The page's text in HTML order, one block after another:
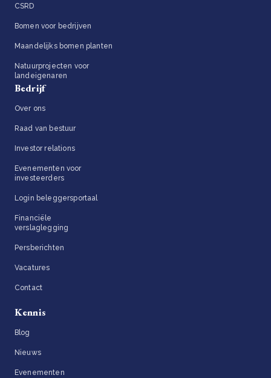
CSRD
Bomen voor bedrijven
Maandelijks bomen planten
Natuurprojecten voor
landeigenaren
Bedrijf
Over ons
Raad van bestuur
Investor relations
Evenementen voor
investeerders
Login beleggersportaal
Financiële
verslaglegging
Persberichten
Vacatures
Contact
Kennis
Blog
Nieuws
Evenementen